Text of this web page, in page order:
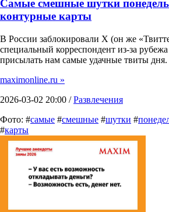
Самые смешные шутки
контурные карты
В России заблокировали X (он же
специальный корреспондент из-за
присылать нам самые удачные твиты дня.
maximonline.ru »
2026-03-02 20:00 /Развлечения
Фото: #самые #смешные #шутки #
#карты